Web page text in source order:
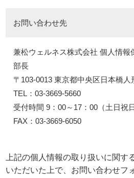
お問い合わせ先
兼松ウェルネス株式会社 個人情報
部長
〒103-0013 東京都中央区日本橋人
TEL：03-3669-5660
受付時間 9：00～17：00（土日祝
FAX：03-3669-6050
上記の個人情報の取り扱いに関す
いただいた上で、お問い合わせフ